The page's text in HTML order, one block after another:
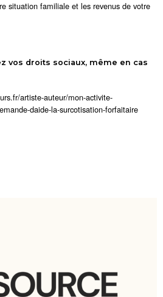
situation familiale et les revenus de votre
vos droits sociaux, même en cas
artiste-auteur/mon-activite-
daide-la-surcotisation-forfaitaire